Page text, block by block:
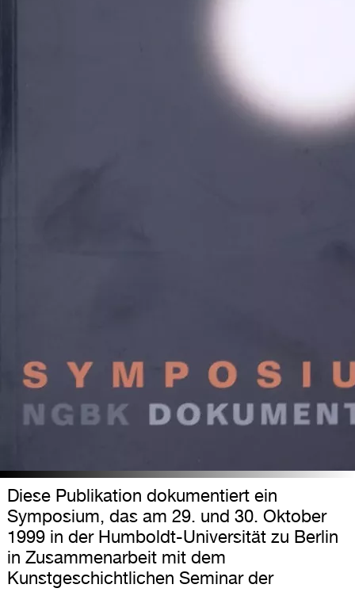
Diese Publikation dokumentiert ein
Symposium, das am 29. und 30. Oktober
1999 in der Humboldt-Universität zu Berlin
in Zusammenarbeit mit dem
Kunstgeschichtlichen Seminar der